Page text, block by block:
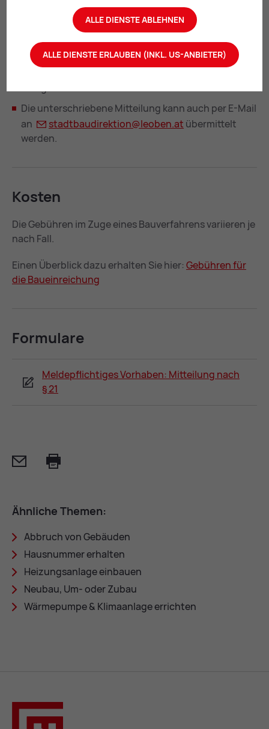
Solarthermie-Anlage unter 600 m und einer Höhe
von max. 3,50 m und sowie für Batterieanlagen (max.
Mit­tei­lungmit Angabe der Leistung in kWp, der m
Die unterschriebene Mitteilung kann auch per E-Mail
an
stadt­bau­di­rek­ti­on@leo­ben.at übermittelt
werden.
Kos­ten
Die Gebühren im Zuge eines Bauverfahrens variieren je
nach Fall.
Einen Überblick dazu erhalten Sie hier: Ge­büh­ren für
die Bau­ein­rei­chung
For­mu­la­re
Meldepflichtiges Vorhaben: Mitteilung nach
§ 21
Mail
Ähn­li­che The­men:
Ab­bruch von Ge­bäu­den
Haus­num­mer er­hal­ten
Hei­zungs­an­la­ge ein­bau­en
Neu­bau, Um- oder Zu­bau
Wär­me­pum­pe & Kli­ma­an­la­ge er­rich­ten
ALLE DIENSTE ABLEHNEN
ALLE DIENSTE ERLAUBEN (INKL. US-ANBIETER)